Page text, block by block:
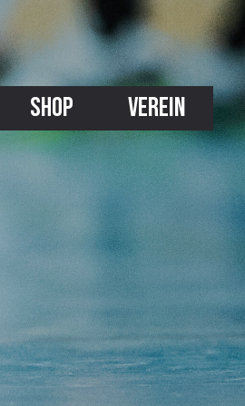
SHOP VEREIN